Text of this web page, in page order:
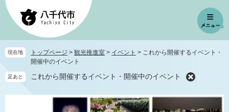
ペ
先
頭
す
メ
を
飛
し
現在地 トップページ > 観光推進室 > イベント > これから開催するイベント・
開催中のイベント
足あと これから開催するイベント・開催中のイベント